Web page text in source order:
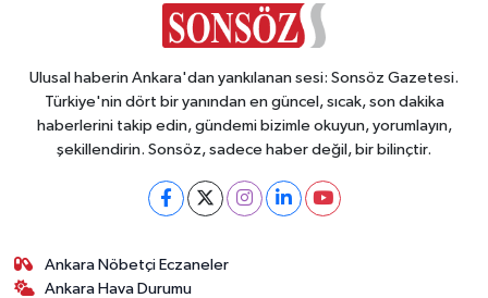
Ulusal haberin Ankara'dan yankılanan sesi: Sonsöz Gazetesi.
Türkiye'nin dört bir yanından en güncel, sıcak, son dakika
haberlerini takip edin, gündemi bizimle okuyun, yorumlayın,
şekillendirin. Sonsöz, sadece haber değil, bir bilinçtir.
Ankara Nöbetçi Eczaneler
Ankara Hava Durumu